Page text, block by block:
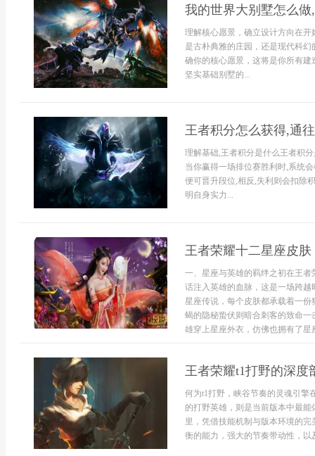
我的世界大别墅怎么
理解核心愿景，确立设计方向在
是古朴典雅的庄园，还是现代科
确你的核心愿景，这将是你所有
坚实基础别墅的...
王者积分怎么获得,通
理解基础,王者积分是什么王者积
当你赢得一场排位赛胜利时,系统
便可晋升段位,相反,失利则会扣除
明自身实力...
王者荣耀十二星座皮
一、星座与英雄的羁绊之初在王
话注入英雄的血脉，这是一场跨
星座传说，每个皮肤都承载着一
蝎的隐秘蛰伏则暗合刺客的致命
雄穿上星座外衣，仿佛也拥有了星
王者荣耀t1打野的深度
何为t1打野，峡谷节奏的灵魂引擎
的打野英雄，则是当前版本中最
里，凭借技能机制与版本环境的
衡的能力，强大的节奏带动性，以